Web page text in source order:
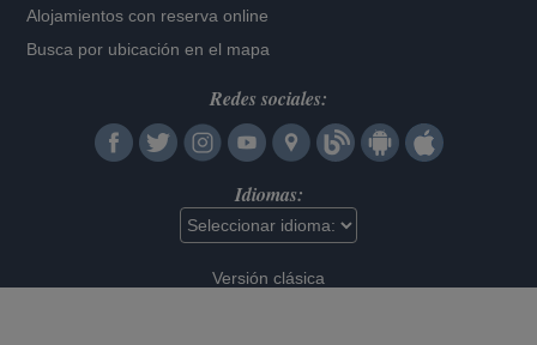
Alojamientos con reserva online
Busca por ubicación en el mapa
Redes sociales:
Idiomas:
Versión clásica